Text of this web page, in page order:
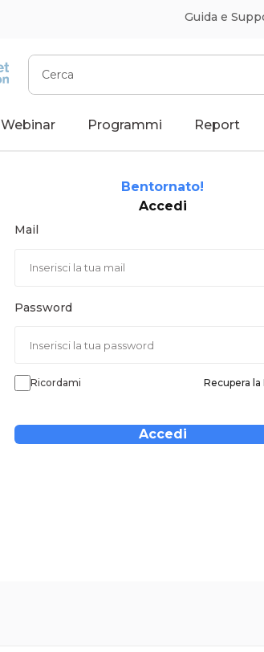
Guida e
Cerca
Webinar Programmi Report
Bentornato!
Accedi
Mail
Password
Ricordami Recupera la
Accedi